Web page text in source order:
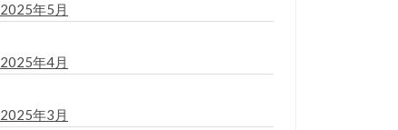
2025年5月
2025年4月
2025年3月